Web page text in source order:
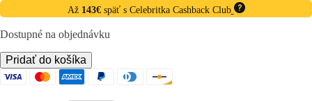
Až 143€ späť s Celebritka Cashback Club
Dostupné na objednávku
množstvo
LAB
Diamantové
Pridať do košíka